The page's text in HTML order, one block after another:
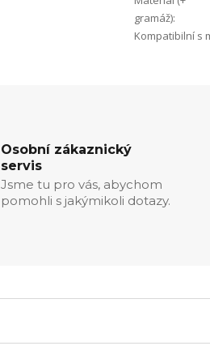
gramáž):
Kompatibilní s
Osobní zákaznický
servis
Jsme tu pro vás, abychom
pomohli s jakýmikoli dotazy.